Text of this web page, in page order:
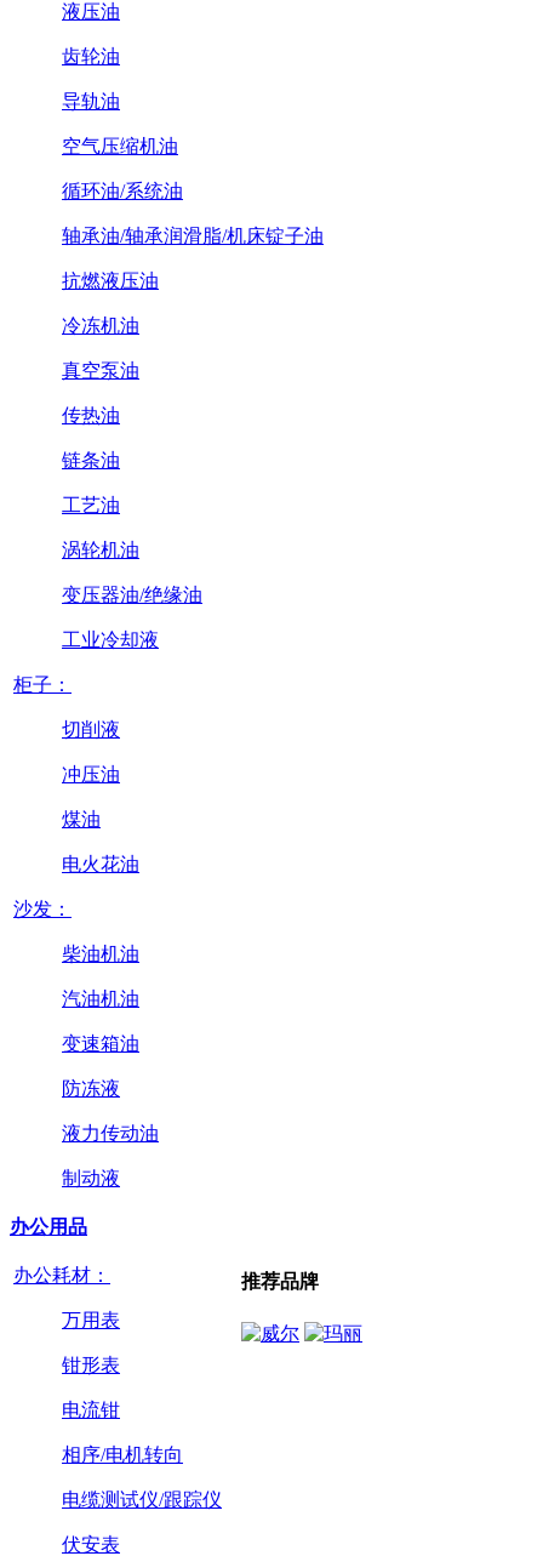
液压油
齿轮油
导轨油
空气压缩机油
循环油/系统油
轴承油/轴承润滑脂/机床锭子油
抗燃液压油
冷冻机油
真空泵油
传热油
链条油
工艺油
涡轮机油
变压器油/绝缘油
工业冷却液
柜子：
切削液
冲压油
煤油
电火花油
沙发：
柴油机油
汽油机油
变速箱油
防冻液
液力传动油
制动液
办公用品
办公耗材：
万用表
钳形表
电流钳
相序/电机转向
电缆测试仪/跟踪仪
伏安表
推荐品牌